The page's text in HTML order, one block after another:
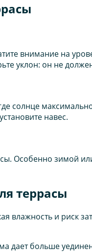
внимание на
уклон: он не
солнце
навес.
Особенно зимой
террасы
и риск
дает больше